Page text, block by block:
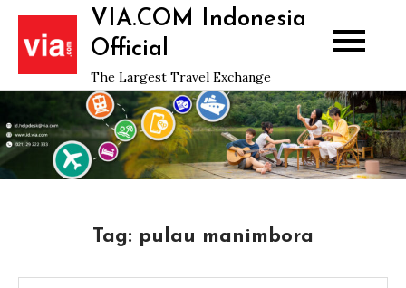
Skip
content
VIA.COM Indonesia
Official
The Largest Travel Exchange
Tag: pulau manimbora